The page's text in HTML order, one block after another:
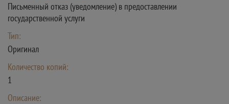
Письменный отказ (уведомление) в предоставлении
государственной услуги
Тип:
Оригинал
Количество копий:
1
Описание: